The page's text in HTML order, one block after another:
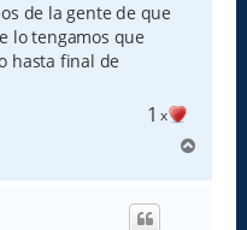
de la gente de que
lo tengamos que
hasta final de
1 x
r